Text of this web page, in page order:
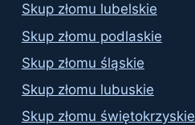
Skup złomu lubelskie
Skup złomu podlaskie
Skup złomu śląskie
Skup złomu lubuskie
Skup złomu świętokrzyskie